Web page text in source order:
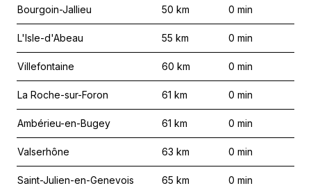
Bourgoin-Jallieu 50 km 0 min
L'Isle-d'Abeau 55 km 0 min
Villefontaine 60 km 0 min
La Roche-sur-Foron 61 km 0 min
Ambérieu-en-Bugey 61 km 0 min
Valserhône 63 km 0 min
Saint-Julien-en-Genevois 65 km 0 min